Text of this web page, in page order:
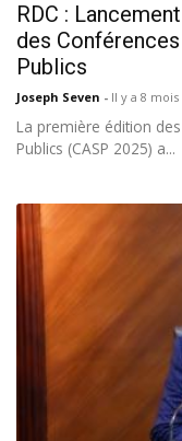
RDC :
des
Publics
Joseph Seven - Il y a 8 mois
La première édition
Publics (CASP 2025) a...